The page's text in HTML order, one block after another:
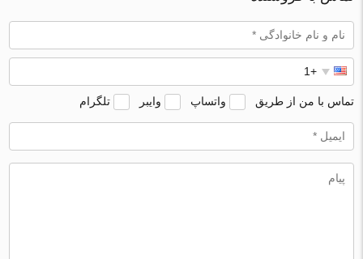
تماس با من از طریق واتساپ وایبر تلگرام